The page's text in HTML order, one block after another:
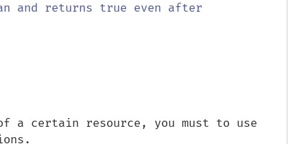
and returns true even after
certain resource, you must to use